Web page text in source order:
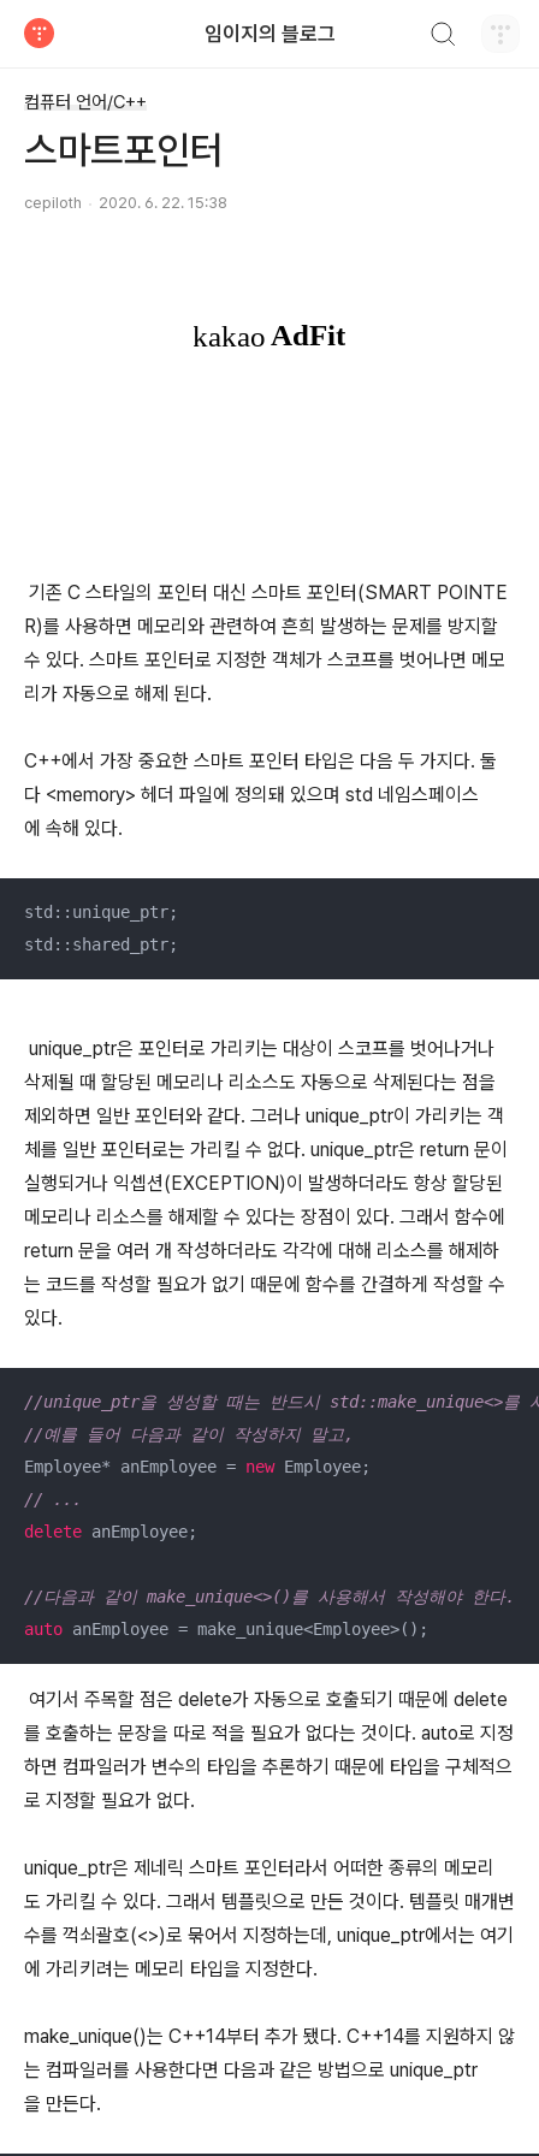
임이지의 블로그
컴퓨터 언어/C++
스마트포인터
cepiloth 2020. 6. 22. 15:38
기존 C 스타일의 포인터 대신 스마트 포인터(SMART POINTE
R)를 사용하면 메모리와 관련하여 흔희 발생하는 문제를 방지할
수 있다. 스마트 포인터로 지정한 객체가 스코프를 벗어나면 메모
리가 자동으로 해제 된다.
C++에서 가장 중요한 스마트 포인터 타입은 다음 두 가지다. 둘
다 <memory> 헤더 파일에 정의돼 있으며 std 네임스페이스
에 속해 있다.
std::unique_ptr;
std::shared_ptr;
unique_ptr은 포인터로 가리키는 대상이 스코프를 벗어나거나
삭제될 때 할당된 메모리나 리소스도 자동으로 삭제된다는 점을
제외하면 일반 포인터와 같다. 그러나 unique_ptr이 가리키는 객
체를 일반 포인터로는 가리킬 수 없다. unique_ptr은 return 문이
실행되거나 익셉션(EXCEPTION)이 발생하더라도 항상 할당된
메모리나 리소스를 해제할 수 있다는 장점이 있다. 그래서 함수에
return 문을 여러 개 작성하더라도 각각에 대해 리소스를 해제하
는 코드를 작성할 필요가 없기 때문에 함수를 간결하게 작성할 수
있다.
//unique_ptr을 생성할 때는 반드시 std::make_unique<>를
//예를 들어 다음과 같이 작성하지 말고,
Employee* anEmployee = new
// ...
delete anEmployee;
//다음과 같이 make_unique<>()를 사용해서 작성해야 한다.
auto anEmployee = make_unique<Employee>();
여기서 주목할 점은 delete가 자동으로 호출되기 때문에 delete
를 호출하는 문장을 따로 적을 필요가 없다는 것이다. auto로 지정
하면 컴파일러가 변수의 타입을 추론하기 때문에 타입을 구체적으
로 지정할 필요가 없다.
unique_ptr은 제네릭 스마트 포인터라서 어떠한 종류의 메모리
도 가리킬 수 있다. 그래서 템플릿으로 만든 것이다. 템플릿 매개변
수를 꺽쇠괄호(<>)로 묶어서 지정하는데, unique_ptr에서는 여기
에 가리키려는 메모리 타입을 지정한다.
make_unique()는 C++14부터 추가 됐다. C++14를 지원하지 않
는 컴파일러를 사용한다면 다음과 같은 방법으로 unique_ptr
을 만든다.